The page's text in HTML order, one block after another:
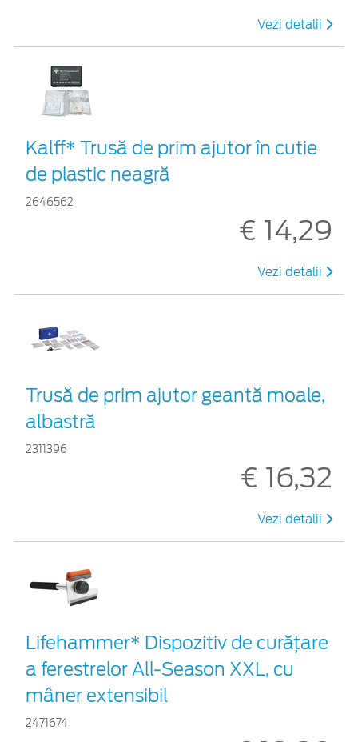
Vezi detalii
Kalff* Trusă de prim ajutor în cutie
de plastic neagră
2646562
€ 14,29
Vezi detalii
Trusă de prim ajutor geantă moale,
albastră
2311396
€ 16,32
Vezi detalii
Lifehammer* Dispozitiv de curățare
a ferestrelor All-Season XXL, cu
mâner extensibil
2471674